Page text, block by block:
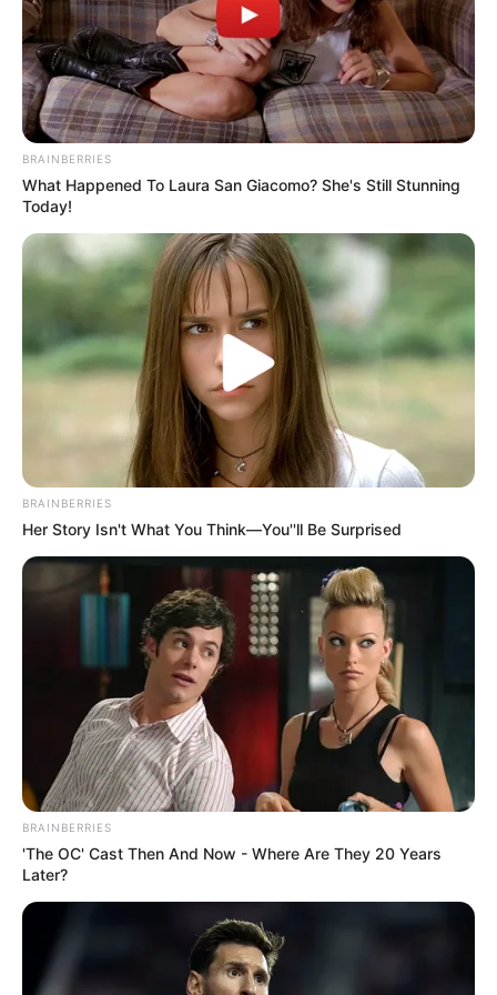
bei der Tier- und Pflanzenzucht anwenden, hatte
Charles Darwin 1858 der universitären Welt gelehrt. Die
mussten die Abstammungslehre ja endlich auch mal
lernen.
weitere Kalauer
Quermania folgen:
Smartphone Startseite
Auf einigen Seiten dieses Projektes sind Affiliate-
Angebote integriert. Wenn etwas darüber gebucht oder
gekauft wird, ist das eine Unterstützung, ohne dass sich
dadurch der Preis ändert.
BRAINBERRIES
What Happened To Laura San Giacomo? She's Still Stunning
Today!
BRAINBERRIES
Her Story Isn't What You Think—You''ll Be Surprised
BRAINBERRIES
'The OC' Cast Then And Now - Where Are They 20 Years
Later?